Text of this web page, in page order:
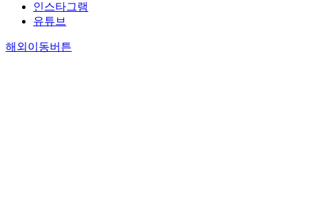
인스타그램
유튜브
해외이동버튼